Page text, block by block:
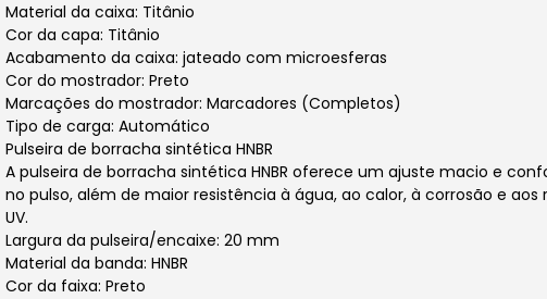
Material da caixa: Titânio
Cor da capa: Titânio
Acabamento da caixa: jateado com microesferas
Cor do mostrador: Preto
Marcações do mostrador: Marcadores (Completos)
Tipo de carga: Automático
Pulseira de borracha sintética HNBR
A pulseira de borracha sintética HNBR oferece um ajuste macio e
no pulso, além de maior resistência à água, ao calor, à corrosão e aos
UV.
Largura da pulseira/encaixe: 20 mm
Material da banda: HNBR
Cor da faixa: Preto